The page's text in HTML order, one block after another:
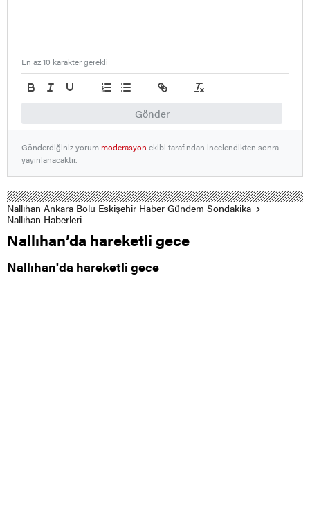
Gönder
En az 10 karakter gerekli
Gönderdiğiniz yorummoderasyon ekibi tarafından incelendikten sonra
yayınlanacaktır.
Nallıhan Ankara Bolu Eskişehir Haber Gündem Sondakika
Nallıhan Haberleri
Nallıhan’da hareketli gece
Nallıhan'da hareketli gece